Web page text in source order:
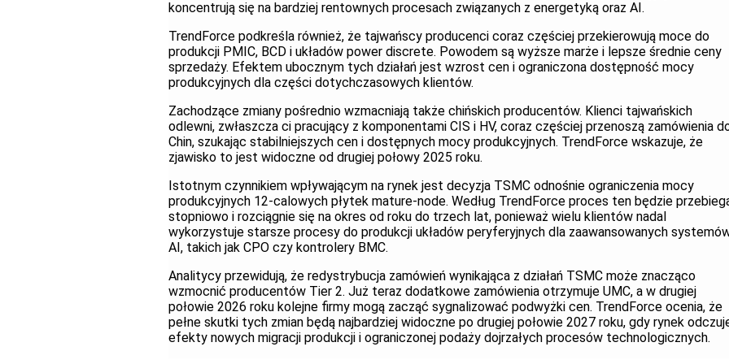
koncentrują się na bardziej rentownych procesach związanych z energetyką oraz AI.
TrendForce podkreśla również, że tajwańscy producenci coraz częściej przekierowują moce do
produkcji PMIC, BCD i układów power discrete. Powodem są wyższe marże i lepsze średnie ceny
sprzedaży. Efektem ubocznym tych działań jest wzrost cen i ograniczona dostępność mocy
produkcyjnych dla części dotychczasowych klientów.
Zachodzące zmiany pośrednio wzmacniają także chińskich producentów. Klienci tajwańskich
odlewni, zwłaszcza ci pracujący z komponentami CIS i HV, coraz częściej przenoszą zamówienia
Chin, szukając stabilniejszych cen i dostępnych mocy produkcyjnych. TrendForce wskazuje, że
zjawisko to jest widoczne od drugiej połowy 2025 roku.
Istotnym czynnikiem wpływającym na rynek jest decyzja TSMC odnośnie ograniczenia mocy
produkcyjnych 12-calowych płytek mature-node. Według TrendForce proces ten będzie
stopniowo i rozciągnie się na okres od roku do trzech lat, ponieważ wielu klientów nadal
wykorzystuje starsze procesy do produkcji układów peryferyjnych dla zaawansowanych
AI, takich jak CPO czy kontrolery BMC.
Analitycy przewidują, że redystrybucja zamówień wynikająca z działań TSMC może znacząco
wzmocnić producentów Tier 2. Już teraz dodatkowe zamówienia otrzymuje UMC, a w drugiej
połowie 2026 roku kolejne firmy mogą zacząć sygnalizować podwyżki cen. TrendForce ocenia, że
pełne skutki tych zmian będą najbardziej widoczne po drugiej połowie 2027 roku, gdy rynek
efekty nowych migracji produkcji i ograniczonej podaży dojrzałych procesów technologicznych.